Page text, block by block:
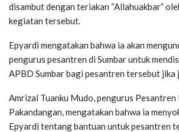
disambut dengan teriakan “Allahuakbar”
kegiatan tersebut.
Epyardi mengatakan bahwa ia akan
pengurus pesantren di Sumbar untuk
APBD Sumbar bagi pesantren tersebut jika
Amrizal Tuanku Mudo, pengurus Pesantren
Pakandangan, mengatakan bahwa ia
Epyardi tentang bantuan untuk pesantren